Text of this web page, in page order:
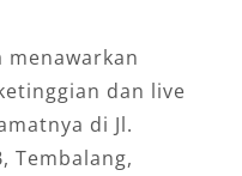
menawarkan
dan live
di Jl.
Tembalang,